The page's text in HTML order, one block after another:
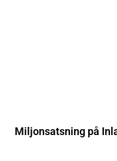
Miljonsatsning på